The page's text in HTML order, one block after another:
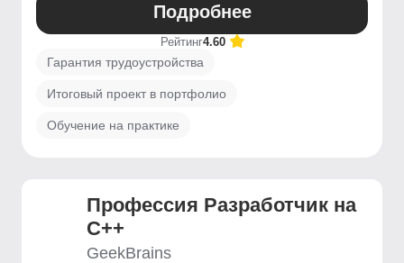
Подробнее
Рейтинг4.60
Гарантия трудоустройства
Итоговый проект в портфолио
Обучение на практике
Профессия Разработчик на
C++
GeekBrains